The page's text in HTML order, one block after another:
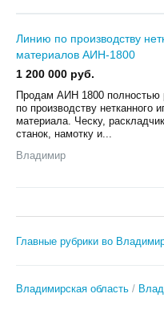
Линию по производству
материалов АИН-1800
1 200 000 руб.
Продам АИН 1800 полностью
по производству нетканного
материала. Ческу,
станок, намотку и...
Владимир
Главные рубрики во
Владимирская область